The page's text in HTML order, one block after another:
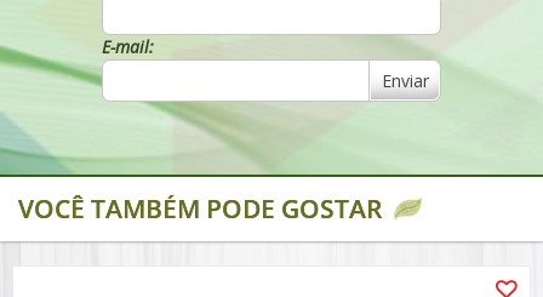
E-mail:
Enviar
VOCÊ TAMBÉM PODE GOSTAR